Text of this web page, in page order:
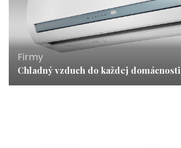
Firmy
Chladný vzduch do každej domácnosti